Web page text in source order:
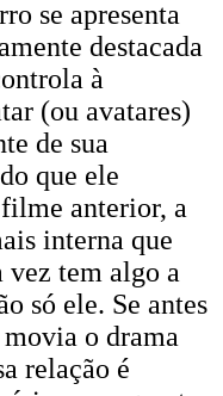
se apresenta
destacada
à
(ou avatares)
de sua
que ele
anterior, a
interna que
tem algo a
só ele. Se antes
o drama
relação é